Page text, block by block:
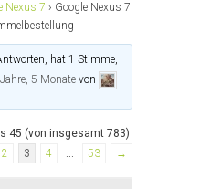
Nexus 7 › Google Nexus 7
hat 1 Stimme,
5 Monate von
45 (von insgesamt 783)
2 3 4 53 →